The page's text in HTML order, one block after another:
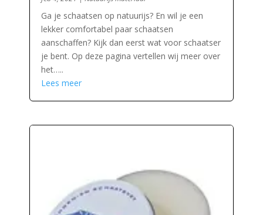
Ga je schaatsen op natuurijs? En wil je een
lekker comfortabel paar schaatsen
aanschaffen? Kijk dan eerst wat voor schaatser
je bent. Op deze pagina vertellen wij meer over
het…..
Lees meer